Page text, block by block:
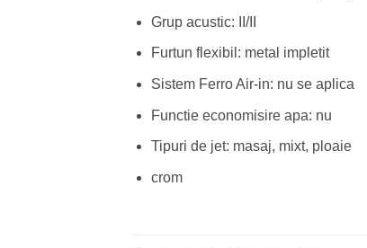
Grup acustic: II/II
Furtun flexibil: metal impletit
Sistem Ferro Air-in: nu se aplica
Functie economisire apa: nu
Tipuri de jet: masaj, mixt, ploaie
crom